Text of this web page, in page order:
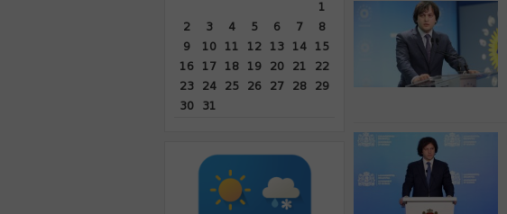
1
2
3 4 5 6 7
8
9
10 11 12 13 14
15
16
17 18 19 20 21
22
23
24 25 26 27 28
29
30
31